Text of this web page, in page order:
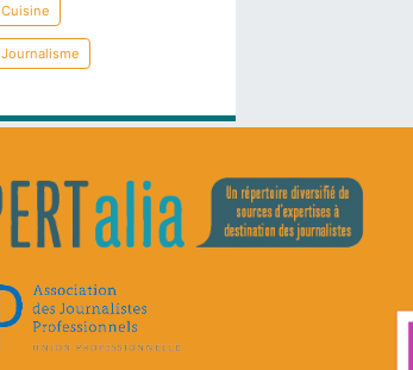
Cuisine
Journalisme